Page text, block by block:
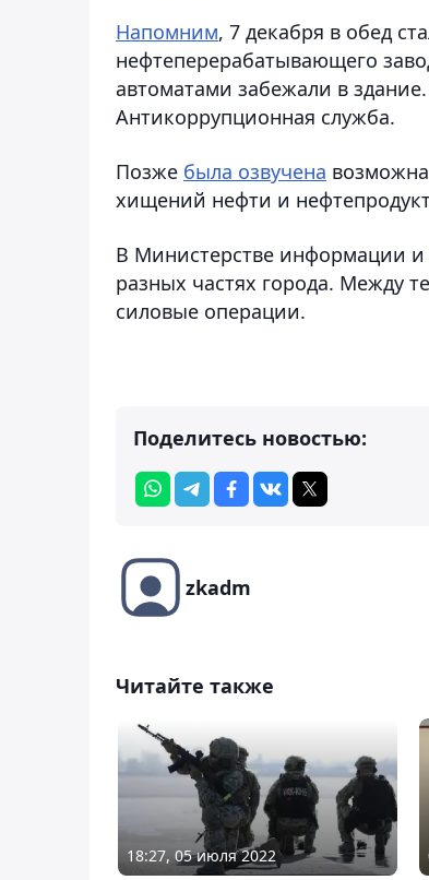
Напомним, 7 декабря в обед
нефтеперерабатывающего
автоматами забежали в
Антикоррупционная служба.
Позже была озвучена
хищений нефти и
В Министерстве информации
разных частях города. Между
силовые операции.
Поделитесь новостью:
zkadm
Читайте также
18:27, 05 июля 2022